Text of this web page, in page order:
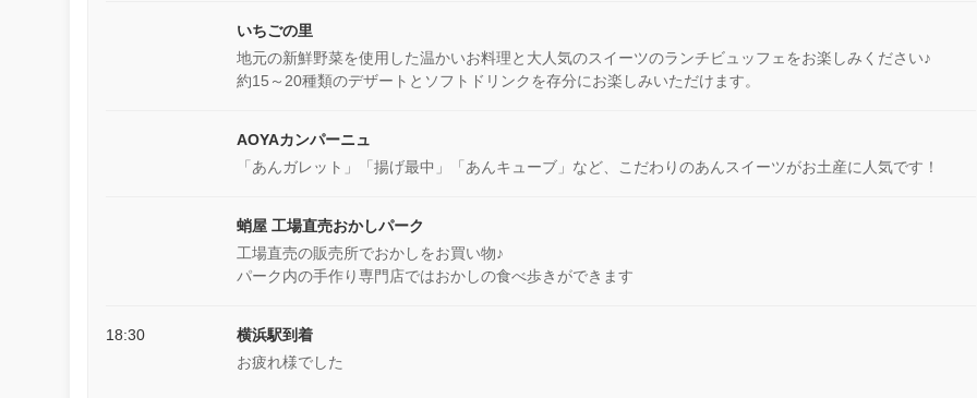
いちごの里
地元の新鮮野菜を使用した温かいお料理と大人気のスイーツのランチビュッフェをお楽しみください♪
約15～20種類のデザートとソフトドリンクを存分にお楽しみいただけます。
AOYAカンパーニュ
「あんガレット」「揚げ最中」「あんキューブ」など、こだわりのあんスイーツがお土産に人気です！
蛸屋 工場直売おかしパーク
工場直売の販売所でおかしをお買い物♪
パーク内の手作り専門店ではおかしの食べ歩きができます
18:30
横浜駅到着
お疲れ様でした